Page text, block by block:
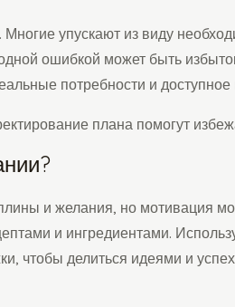
упускают из виду
ошибкой может быть
потребности и
плана помогут
и желания, но мотивация
и ингредиентами.
чтобы делиться идеями и